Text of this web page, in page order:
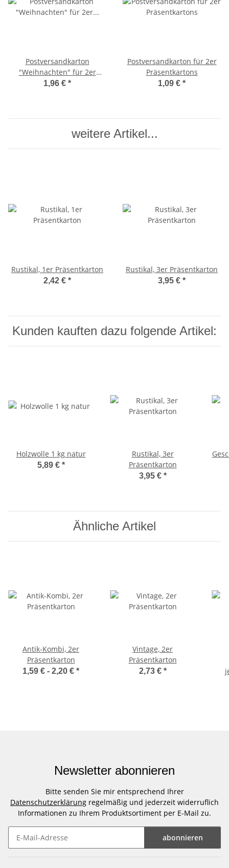
Postversandkarton
"Weihnachten" für 2er
Präsentkartons
1,96 € *
Postversandkarton für 2er
Präsentkartons
1,09 € *
weitere Artikel...
Rustikal, 1er Präsentkarton
2,42 € *
Rustikal, 3er Präsentkarton
3,95 € *
Kunden kauften dazu folgende Artikel:
Holzwolle 1 kg natur
5,89 € *
Rustikal, 3er
Präsentkarton
3,95 € *
Ähnliche Artikel
Antik-Kombi, 2er
Präsentkarton
1,59 € - 2,20 € *
Vintage, 2er
Präsentkarton
2,73 € *
Newsletter abonnieren
Bitte senden Sie mir entsprechend Ihrer
Datenschutzerklärung regelmäßig und jederzeit widerruflich
Informationen zu Ihrem Produktsortiment per E-Mail zu.
abonnieren